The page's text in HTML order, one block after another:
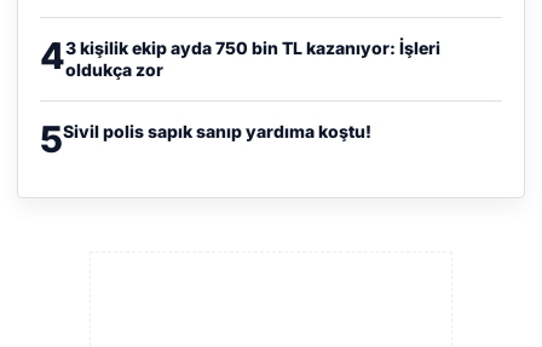
43 kişilik ekip ayda 750 bin TL kazanıyor: İşleri
oldukça zor
5Sivil polis sapık sanıp yardıma koştu!